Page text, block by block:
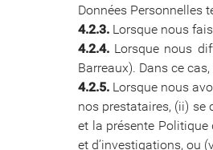
Données Personnelles
4.2.3. Lorsque nous
4.2.4. Lorsque nous
Barreaux). Dans ce
4.2.5. Lorsque nous
nos prestataires, (ii) se
et la présente Politique
et d’investigations, ou